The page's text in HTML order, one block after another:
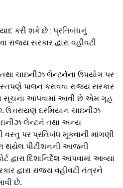
કરી શકે છે : પ્રતિબંધનું
રાજ્‍ય સરકાર દ્વારા વહીવટી
તથા ચાઇનીઝ લેન્‍ટર્નના ઉપયોગ પર
પાલન કરાવવા રાજય સરકાર
સૂચના આપવામાં આવી છે એમ ગૃહ
ઉત્તરાયણ દરમિયાન ચાઇનીઝ
લેન્‍ટર્ન તથા અન્‍ય
વસ્‍તુ પર પ્રતિબંધ મૂકવાની માંગણી
થયેલ પીટીશનની આજની
દ્વારા દિશાનિર્દેશ આપવામાં આવ્‍યા
દ્વારા રાજય વહીવટી તંત્રને
છે.